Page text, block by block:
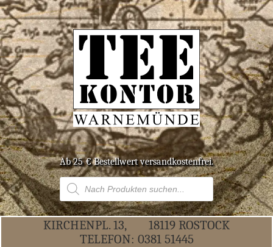
Ab 25 € Bestell­wert versandkostenfrei.
Products
search
KIR­CHEN­PL. 13,
18119 ROS­TOCK
TELE­FON: 0381 51445